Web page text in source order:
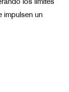
impulsen un